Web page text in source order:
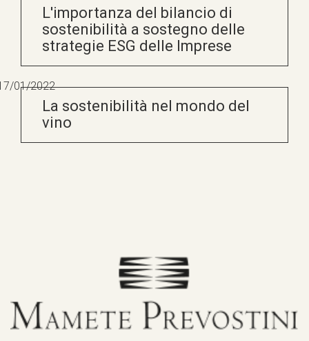
L'importanza del bilancio di
sostenibilità a sostegno delle
strategie ESG delle Imprese
01/2022
La sostenibilità nel mondo del
vino